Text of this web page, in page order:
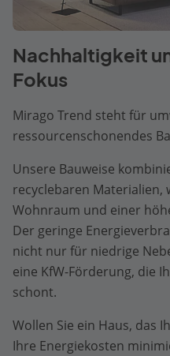
Nachhaltigkeit
Fokus
Mirago Trend steht für
ressourcenschonendes
Unsere Bauweise
recyclebaren Materialien,
Wohnraum und einer
Der geringe
nicht nur für niedrige
eine KfW-Förderung, die
schont.
Wollen Sie ein Haus, das
Ihre Energiekosten